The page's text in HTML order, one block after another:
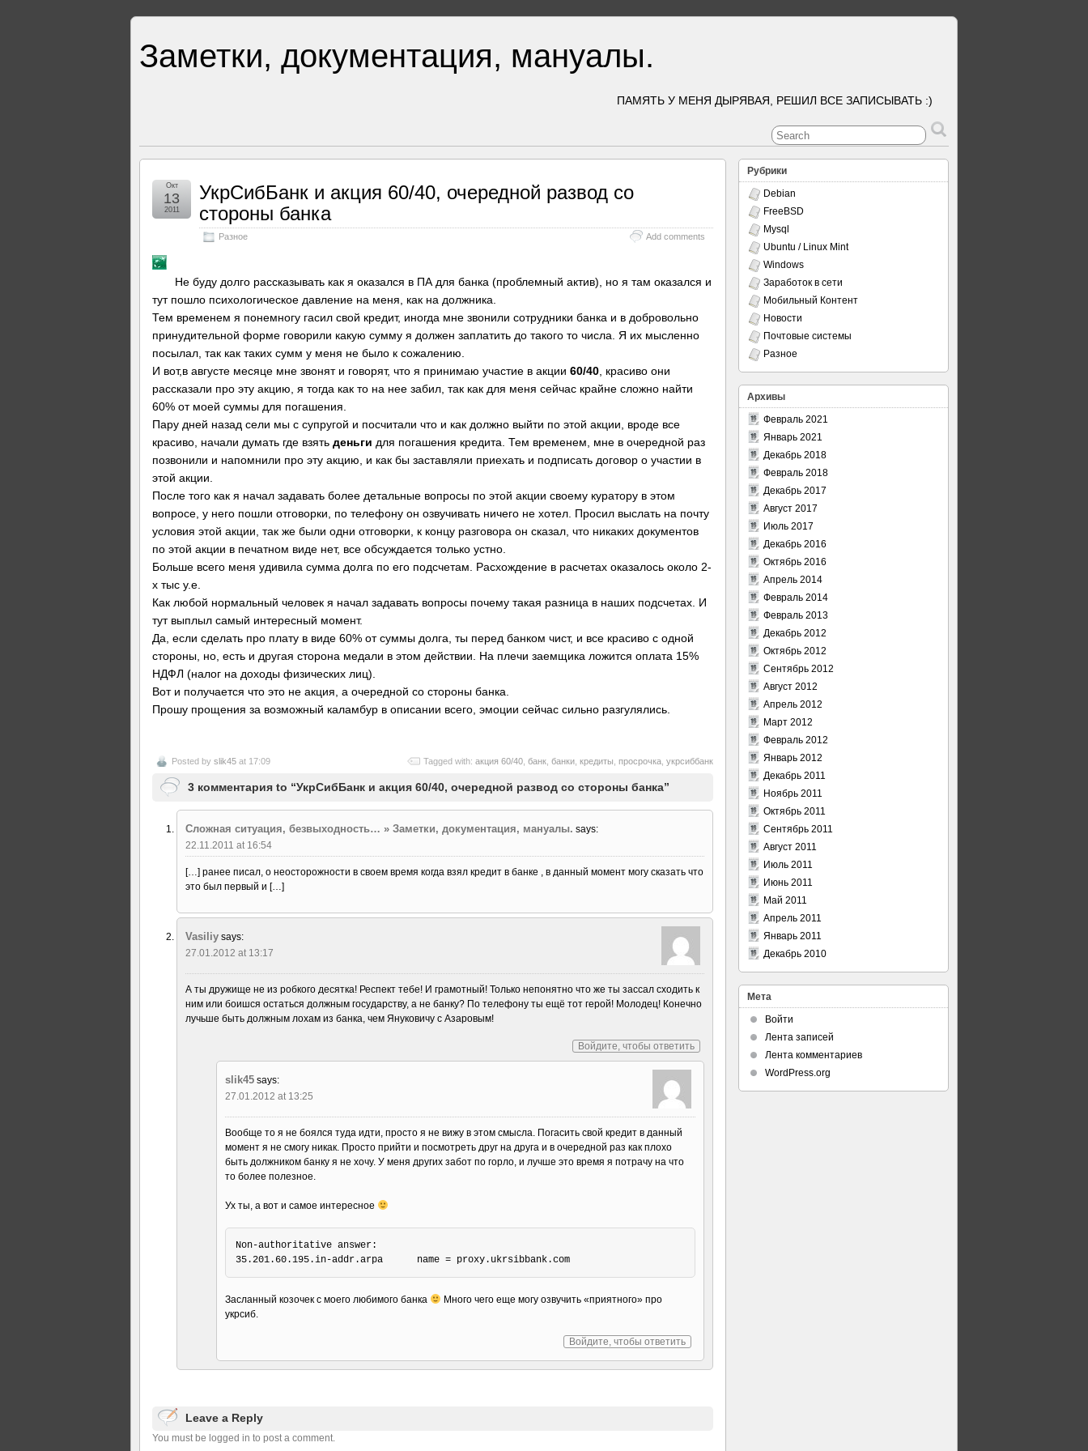
Заметки, документация, мануалы.
ПАМЯТЬ У МЕНЯ ДЫРЯВАЯ, РЕШИЛ ВСЕ ЗАПИСЫВАТЬ :)
УкрСибБанк и акция 60/40, очередной развод со
стороны банка
Разное Add comments
Окт
13
2011
Не буду долго рассказывать как я оказался в ПА для банка (проблемный актив), но я там оказался и
тут пошло психологическое давление на меня, как на должника.
Тем временем я понемногу гасил свой кредит, иногда мне звонили сотрудники банка и в добровольно
принудительной форме говорили какую сумму я должен заплатить до такого то числа. Я их мысленно
посылал, так как таких сумм у меня не было к сожалению.
И вот,в августе месяце мне звонят и говорят, что я принимаю участие в акции 60/40 , красиво они
рассказали про эту акцию, я тогда как то на нее забил, так как для меня сейчас крайне сложно найти
60% от моей суммы для погашения.
Пару дней назад сели мы с супругой и посчитали что и как должно выйти по этой акции, вроде все
красиво, начали думать где взять деньги для погашения кредита. Тем временем, мне в очередной раз
позвонили и напомнили про эту акцию, и как бы заставляли приехать и подписать договор о участии в
этой акции.
После того как я начал задавать более детальные вопросы по этой акции своему куратору в этом
вопросе, у него пошли отговорки, по телефону он озвучивать ничего не хотел. Просил выслать на почту
условия этой акции, так же были одни отговорки, к концу разговора он сказал, что никаких документов
по этой акции в печатном виде нет, все обсуждается только устно.
Больше всего меня удивила сумма долга по его подсчетам. Расхождение в расчетах оказалось около 2-
х тыс у.е.
Как любой нормальный человек я начал задавать вопросы почему такая разница в наших подсчетах. И
тут выплыл самый интересный момент.
Да, если сделать про плату в виде 60% от суммы долга, ты перед банком чист, и все красиво с одной
стороны, но, есть и другая сторона медали в этом действии. На плечи заемщика ложится оплата 15%
НДФЛ (налог на доходы физических лиц).
Вот и получается что это не акция, а очередной со стороны банка.
Прошу прощения за возможный каламбур в описании всего, эмоции сейчас сильно разгулялись.
Posted by slik45 at 17:09 Tagged with: акция 60/40 банк банки кредиты просрочка укрсиббанк
3 комментария to “УкрСибБанк и акция 60/40, очередной развод со стороны банка”
Сложная ситуация, безвыходность… » Заметки, документация, мануалы. says:
22.11.2011 at 16:54
[…] ранее писал, о неосторожности в своем время когда взял кредит в банке , в данный момент могу сказать что
это был первый и […]
Vasiliy says:
27.01.2012 at 13:17
А ты дружище не из робкого десятка! Респект тебе! И грамотный! Только непонятно что же ты зассал сходить к
ним или боишся остаться должным государству, а не банку? По телефону ты ещё тот герой! Молодец! Конечно
лучьше быть должным лохам из банка, чем Януковичу с Азаровым!
Войдите, чтобы ответить
slik45 says:
27.01.2012 at 13:25
Вообще то я не боялся туда идти, просто я не вижу в этом смысла. Погасить свой кредит в данный
момент я не смогу никак. Просто прийти и посмотреть друг на друга и в очередной раз как плохо
быть должником банку я не хочу. У меня других забот по горло, и лучше это время я потрачу на что
то более полезное.
Ух ты, а вот и самое интересное
Non-authoritative answer:
Засланный козочек с моего любимого банка
Много чего еще могу озвучить «приятного» про
укрсиб.
Войдите, чтобы ответить
Leave a Reply
You must be logged in to post a comment.
Рубрики
Debian
FreeBSD
Mysql
Ubuntu / Linux Mint
Windows
Заработок в сети
Мобильный Контент
Новости
Почтовые системы
Разное
Архивы
Февраль 2021
Январь 2021
Декабрь 2018
Февраль 2018
Декабрь 2017
Август 2017
Июль 2017
Декабрь 2016
Октябрь 2016
Апрель 2014
Февраль 2014
Февраль 2013
Декабрь 2012
Октябрь 2012
Сентябрь 2012
Август 2012
Апрель 2012
Март 2012
Февраль 2012
Январь 2012
Декабрь 2011
Ноябрь 2011
Октябрь 2011
Сентябрь 2011
Август 2011
Июль 2011
Июнь 2011
Май 2011
Апрель 2011
Январь 2011
Декабрь 2010
Мета
Войти
Лента записей
Лента комментариев
WordPress.org